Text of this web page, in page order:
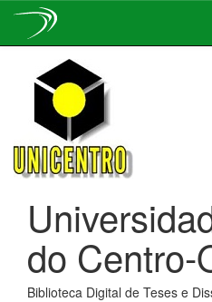
navigation
do Centro-
Biblioteca Digital de Teses e